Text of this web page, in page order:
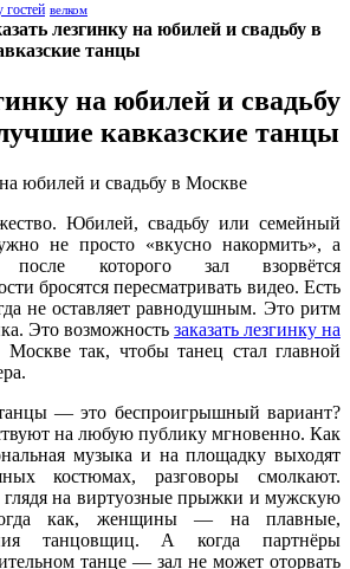
гостей велком
лезгинку на юбилей и свадьбу в
танцы
на юбилей и свадьбу
кавказские танцы
Юбилей, свадьбу или семейный
не просто «вкусно накормить», а
после которого зал взорвётся
бросятся пересматривать видео. Есть
не оставляет равнодушным. Это ритм
Это возможность заказать лезгинку на
так, чтобы танец стал главной
— это беспроигрышный вариант?
на любую публику мгновенно. Как
музыка и на площадку выходят
костюмах, разговоры смолкают.
на виртуозные прыжки и мужскую
как, женщины — на плавные,
танцовщиц. А когда партнёры
танце — зал не может оторвать